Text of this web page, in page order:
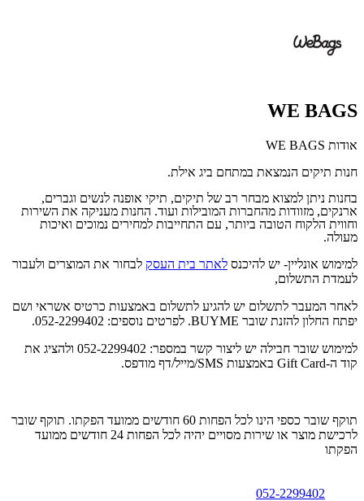
WE BAGS
אודות WE BAGS
חנות תיקים הנמצאת במתחם ביג אילת.
בחנות ניתן למצוא מבחר רב של תיקים, תיקי אופנה לנשים וגברים,
ארנקים, מזוודות מהחברות המובילות ועוד. החנות מעניקה את השירות
וחווית הלקוח הטובה ביותר, עם התחייבות למחירים נמוכים ואיכות
מעולה.
למימוש אונליין- יש להיכנס לאתר בית העסק לבחור את המוצרים ולעבור
לעמדת התשלום,
לאחר המעבר לתשלום יש להגיע לתשלום באמצעות כרטיס אשראי ושם
יפתח החלון להזנת שובר BUYME. לפרטים נוספים: 052-2299402.
למימוש שובר חבילה יש ליצור קשר במספר: 052-2299402 ולהציג את
קוד ה-Gift Card באמצעות SMS/מייל/דף מודפס.
תוקף שובר כספי הינו לכל הפחות 60 חודשים ממועד הפקתו. תוקף שובר
לרכישת מוצר או שירות מסויים יהיה לכל הפחות 24 חודשים ממועד
הפקתו
052-2299402